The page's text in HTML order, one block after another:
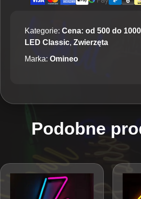
Kategorie: Cena: od 500 do 1000
LED Classic, Zwierzęta
Marka: Omineo
Podobne